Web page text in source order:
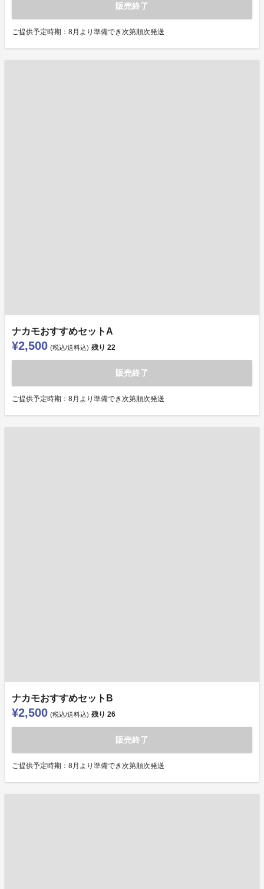
販売終了
ご提供予定時期：8月より準備でき次第順次発送
ナカモおすすめセットA
¥2,500 (税込/送料込) 残り 22
販売終了
ご提供予定時期：8月より準備でき次第順次発送
ナカモおすすめセットB
¥2,500 (税込/送料込) 残り 26
販売終了
ご提供予定時期：8月より準備でき次第順次発送